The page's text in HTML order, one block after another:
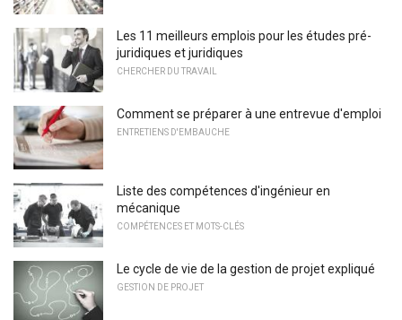
Les 11 meilleurs emplois pour les études pré-
juridiques et juridiques
CHERCHER DU TRAVAIL
Comment se préparer à une entrevue d'emploi
ENTRETIENS D'EMBAUCHE
Liste des compétences d'ingénieur en
mécanique
COMPÉTENCES ET MOTS-CLÉS
Le cycle de vie de la gestion de projet expliqué
GESTION DE PROJET